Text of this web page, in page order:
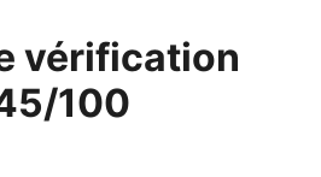
vérification
100